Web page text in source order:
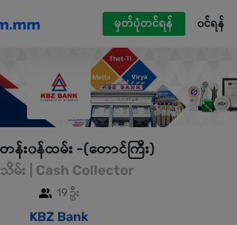
မှတ်ပုံတင်ရန် ၀င်ရန်
း၀န်ထမ်း -(တောင်ကြီး)
မ်း | Cash Collector
19 ဦး
KBZ Bank